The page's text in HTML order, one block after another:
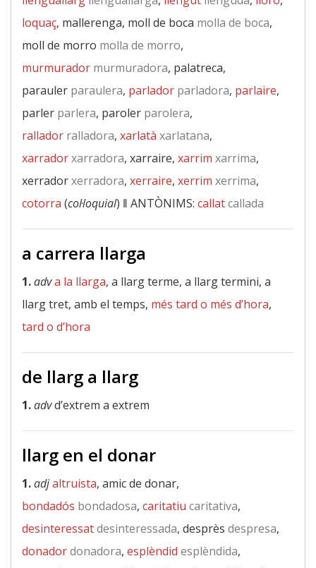
loquaç, mallerenga, moll de boca molla de boca,
moll de morro molla de morro,
murmurador murmuradora, palatreca,
parauler paraulera, parlador parladora, parlaire,
parler parlera, paroler parolera,
rallador ralladora, xarlatà xarlatana,
xarradorxarradora, xarraire, xarrim xarrima,
xerradorxerradora, xerraire, xerrim xerrima,
cotorra (col·loquial) ‖ ANTÒNIMS: callatcallada
a carrera llarga
1.adva la llarga, a llarg terme, a llarg termini, a
llarg tret, amb el temps, més tard o més d’hora,
tard o d’hora
de llarg a llarg
1.advd’extrem a extrem
llarg en el donar
1.adjaltruista, amic de donar,
bondadós bondadosa, caritatiu caritativa,
desinteressatdesinteressada, desprès despresa,
donadordonadora, esplèndid esplèndida,